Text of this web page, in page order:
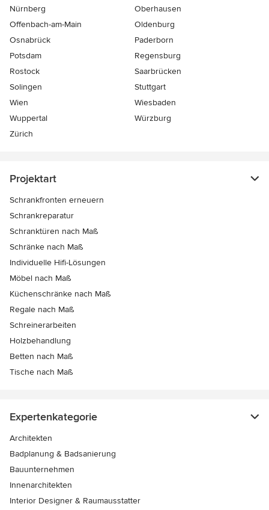
Nürnberg
Oberhausen
Offenbach-am-Main
Oldenburg
Osnabrück
Paderborn
Potsdam
Regensburg
Rostock
Saarbrücken
Solingen
Stuttgart
Wien
Wiesbaden
Wuppertal
Würzburg
Zürich
Projektart
Schrankfronten erneuern
Schrankreparatur
Schranktüren nach Maß
Schränke nach Maß
Individuelle Hifi-Lösungen
Möbel nach Maß
Küchenschränke nach Maß
Regale nach Maß
Schreinerarbeiten
Holzbehandlung
Betten nach Maß
Tische nach Maß
Expertenkategorie
Architekten
Badplanung & Badsanierung
Bauunternehmen
Innenarchitekten
Interior Designer & Raumausstatter